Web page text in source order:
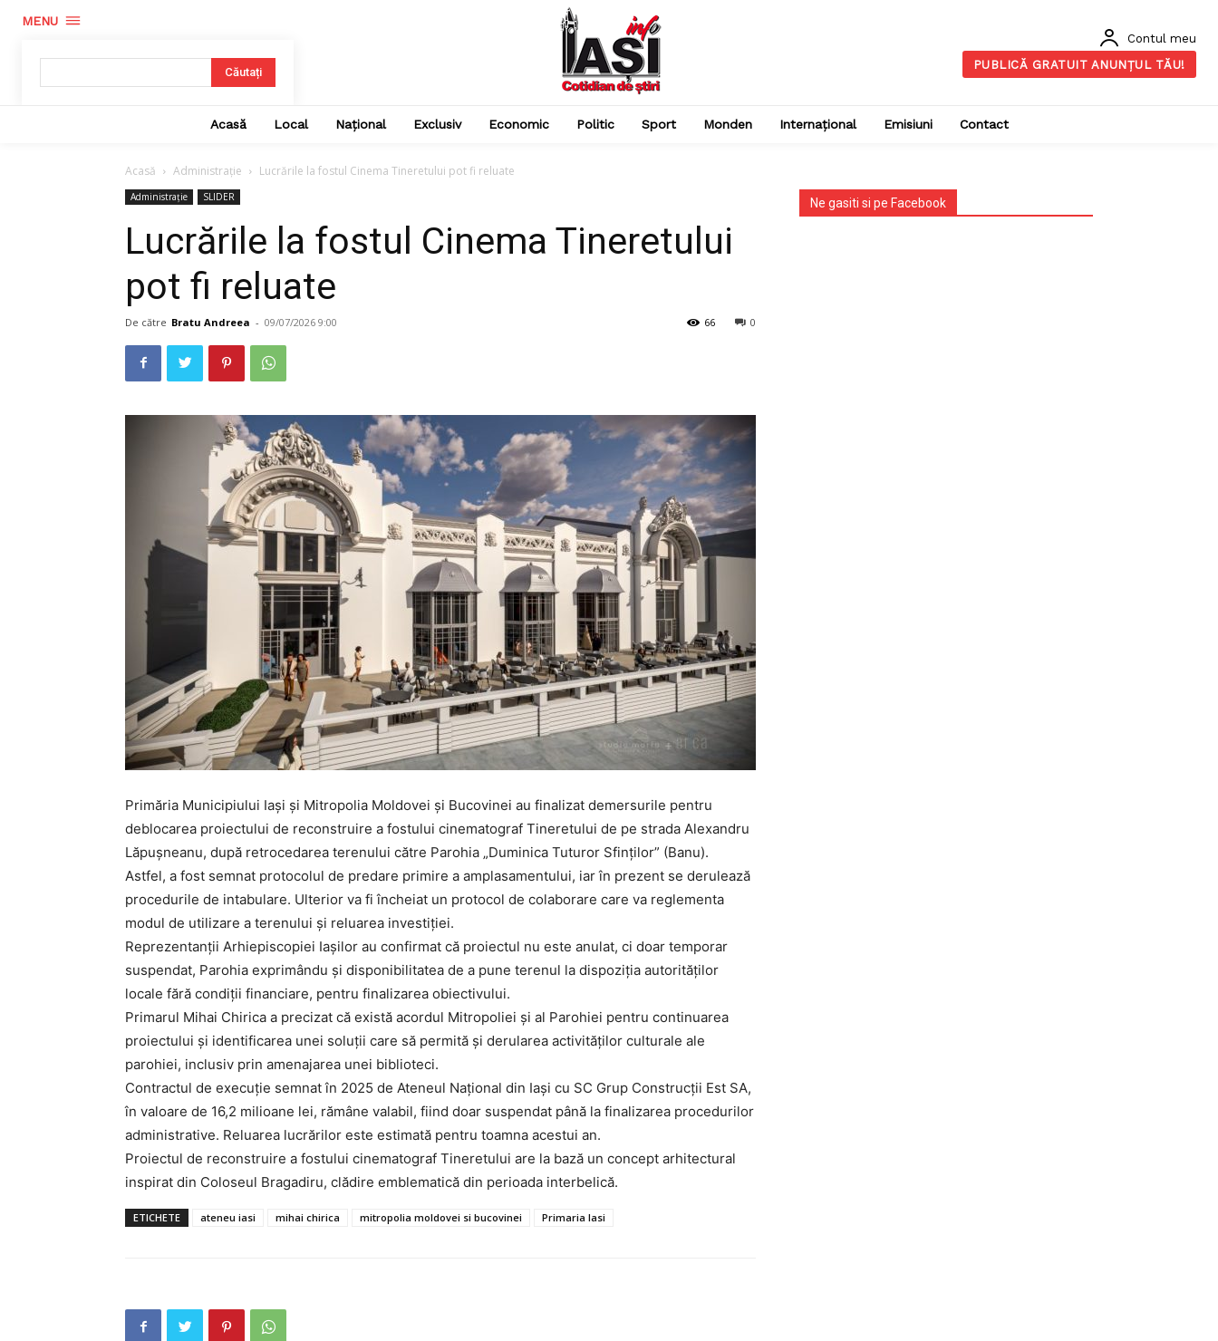
MENU
Căutați
Contul meu
PUBLICĂ GRATUIT ANUNȚUL TĂU!
Acasă Local Național Exclusiv Economic Politic Sport Monden Internațional Emisiuni Contact
Acasă Administrație Lucrările la fostul Cinema Tineretului pot fi reluate
Administrație SLIDER
Lucrările la fostul Cinema Tineretului
pot fi reluate
De către Bratu Andreea - 09/07/2026 9:00 0
66
Primăria Municipiului Iași și Mitropolia Moldovei și Bucovinei au finalizat demersurile pentru
deblocarea proiectului de reconstruire a fostului cinematograf Tineretului de pe strada Alexandru
Lăpușneanu, după retrocedarea terenului către Parohia „Duminica Tuturor Sfinților” (Banu).
Astfel, a fost semnat protocolul de predare primire a amplasamentului, iar în prezent se derulează
procedurile de intabulare. Ulterior va fi încheiat un protocol de colaborare care va reglementa
modul de utilizare a terenului și reluarea investiției.
Reprezentanții Arhiepiscopiei Iașilor au confirmat că proiectul nu este anulat, ci doar temporar
suspendat, Parohia exprimându și disponibilitatea de a pune terenul la dispoziția autorităților
locale fără condiții financiare, pentru finalizarea obiectivului.
Primarul Mihai Chirica a precizat că există acordul Mitropoliei și al Parohiei pentru continuarea
proiectului și identificarea unei soluții care să permită și derularea activităților culturale ale
parohiei, inclusiv prin amenajarea unei biblioteci.
Contractul de execuție semnat în 2025 de Ateneul Național din Iași cu SC Grup Construcții Est SA,
în valoare de 16,2 milioane lei, rămâne valabil, fiind doar suspendat până la finalizarea procedurilor
administrative. Reluarea lucrărilor este estimată pentru toamna acestui an.
Proiectul de reconstruire a fostului cinematograf Tineretului are la bază un concept arhitectural
inspirat din Coloseul Bragadiru, clădire emblematică din perioada interbelică.
ETICHETE ateneu iasi mihai chirica mitropolia moldovei si bucovinei Primaria Iasi
Ne gasiti si pe Facebook